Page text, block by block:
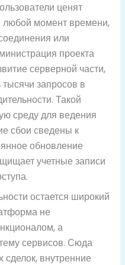
ценят
любой момент времени,
или
проекта
серверной части,
запросов в
Такой
среду для ведения
сбои сведены к
обновление
учетные записи
остается широкий
не
а
сервисов. Сюда
сделок, внутренние